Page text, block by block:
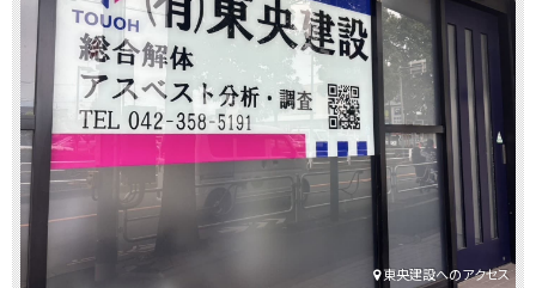
東央建設へのアクセス